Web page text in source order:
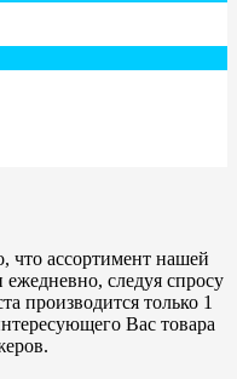
что ассортимент нашей
следуя спросу
производится только 1
Вас товара